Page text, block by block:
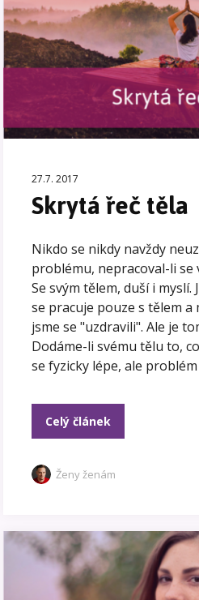
27.7. 2017
Skrytá řeč těla
Nikdo se nikdy navždy
problému, nepracoval-li se
Se svým tělem, duší i
se pracuje pouze s tělem a
jsme se "uzdravili". Ale je
Dodáme-li svému tělu to,
se fyzicky lépe, ale
Celý článek
Ženy ženám